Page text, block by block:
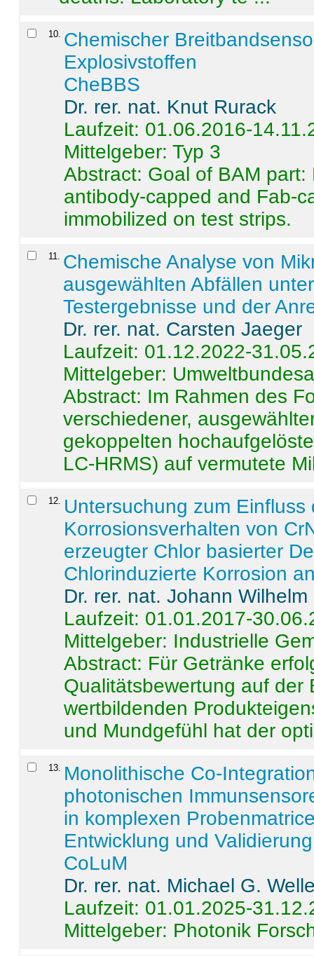
10 Chemischer
Explosivstoffen
CheBBS
Dr. rer. nat. Knut Rurack
Laufzeit: 01.06.2016-
Mittelgeber: Typ 3
Abstract: Goal of BAM
antibody-capped and Fab-
immobilized on test strips.
11
Chemische Analyse von
ausgewählten Abfällen
Testergebnisse und der
Dr. rer. nat. Carsten Jaeger
Laufzeit: 01.12.2022-
Mittelgeber:
Abstract: Im Rahmen des
verschiedener,
gekoppelten
LC-HRMS) auf vermutete
12
Untersuchung zum
Korrosionsverhalten von
erzeugter Chlor basierter
Chlorinduzierte Korrosion
Dr. rer. nat. Johann
Laufzeit: 01.01.2017-
Mittelgeber: Industrielle
Abstract: Für Getränke
Qualitätsbewertung auf der
wertbildenden
und Mundgefühl hat der
13
Monolithische Co-
photonischen
in komplexen
Entwicklung und
CoLuM
Dr. rer. nat. Michael G.
Laufzeit: 01.01.2025-
Mittelgeber: Photonik